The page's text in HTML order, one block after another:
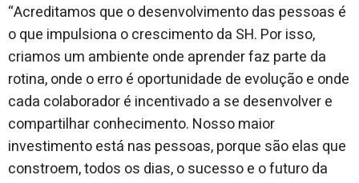
“Acreditamos que o desenvolvimento das pessoas é
o que impulsiona o crescimento da SH. Por isso,
criamos um ambiente onde aprender faz parte da
rotina, onde o erro é oportunidade de evolução e onde
cada colaborador é incentivado a se desenvolver e
compartilhar conhecimento. Nosso maior
investimento está nas pessoas, porque são elas que
constroem, todos os dias, o sucesso e o futuro da